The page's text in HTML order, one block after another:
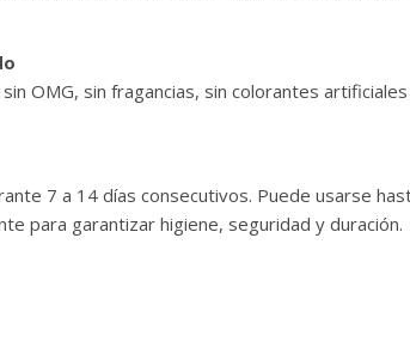
OMG, sin fragancias, sin colorantes
7 a 14 días consecutivos. Puede usarse
para garantizar higiene, seguridad y duración.